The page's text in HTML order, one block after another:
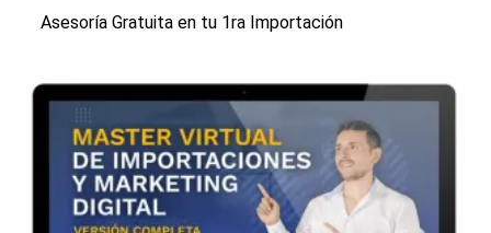
Asesoría Gratuita en tu 1ra Importación